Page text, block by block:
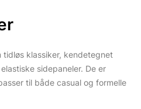
tidløs klassiker, kendetegnet
sidepaneler. De er
til både casual og formelle